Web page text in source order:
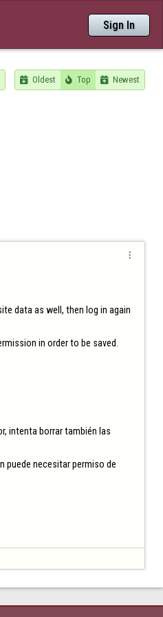
Sign In
 Oldest  Top  Newest

data as well, then log in again
in order to be saved.
intenta borrar también las
puede necesitar permiso de